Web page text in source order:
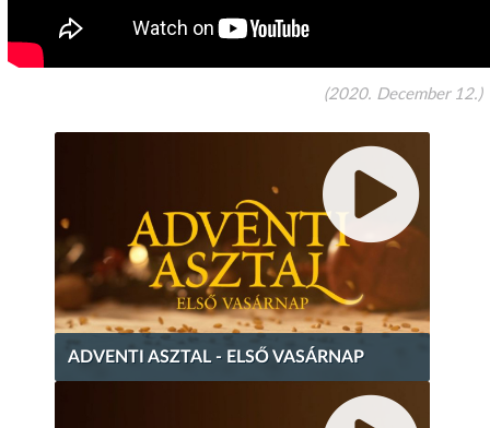
(2020. December 12.)
ADVENTI ASZTAL - ELSŐ VASÁRNAP